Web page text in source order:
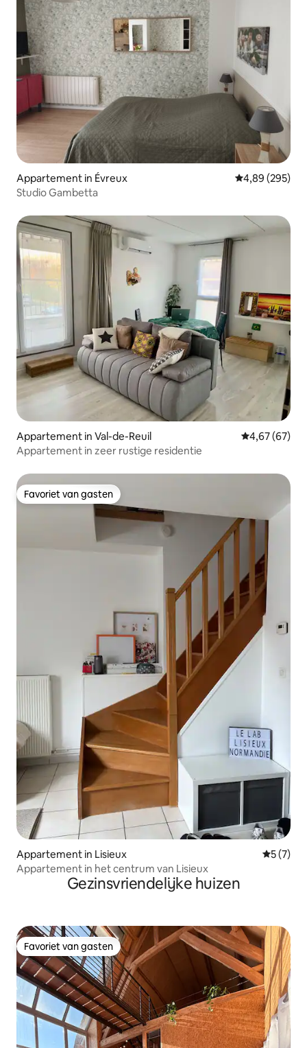
Appartement in Évreux Gemiddelde
4,89 (295)
Studio Gambetta
Appartement in Val-de-Reuil Gemiddelde
4,67 (67)
Appartement in zeer rustige residentie
Favoriet van gasten
Favoriet van gasten
Appartement in Lisieux
5 (7)
Appartement in het centrum van Lisieux
Gezinsvriendelijke huizen
Favoriet van gasten
Favoriet van gasten